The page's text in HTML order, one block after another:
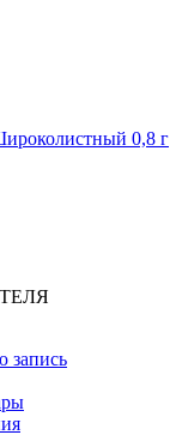
0,8 г
запись